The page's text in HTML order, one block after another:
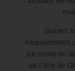
Durant
fréquemment
sur route ou
de Côte de